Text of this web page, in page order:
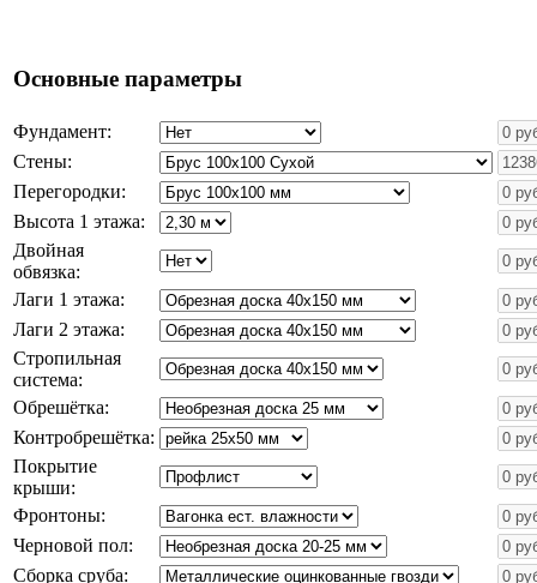
Основные параметры
Фундамент:
Стены:
Перегородки:
Высота 1 этажа:
Двойная
обвязка:
Лаги 1 этажа:
Лаги 2 этажа:
Стропильная
система:
Обрешётка:
Контробрешётка:
Покрытие
крыши:
Фронтоны:
Черновой пол:
Сборка сруба: